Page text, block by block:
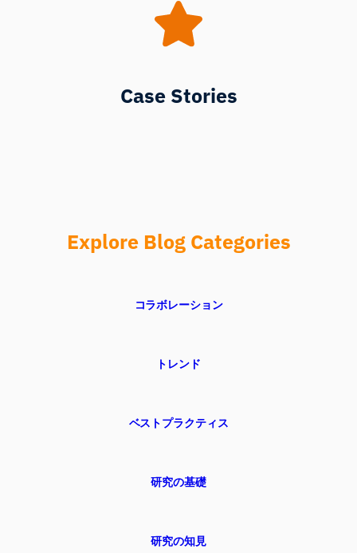
Case Stories
Explore Blog Categories
コラボレーション
トレンド
ベストプラクティス
研究の基礎
研究の知見